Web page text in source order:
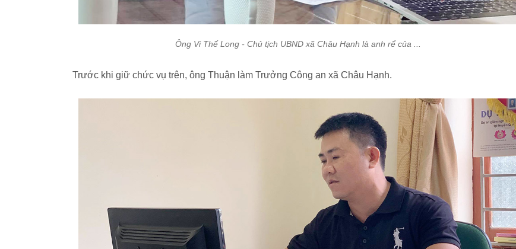
Ông Vi Thế Long - Chủ tịch UBND xã Châu Hạnh là anh rể của ...
Trước khi giữ chức vụ trên, ông Thuận làm Trưởng Công an xã Châu Hạnh.